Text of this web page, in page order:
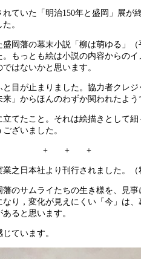
ていた「明治150年と盛岡」展が
。
岡藩の幕末小説「柳は萌ゆる」
もっとも絵は小説の内容からの
はないかと思います。
目が止まりました。協力者クレ
」からほんのわずか関われたよう
てたこと。それは絵描きとして
ざいました。
+ + +
之日本社より刊行されました。（
のサムライたちの生き様を、見
り，変化が見えにくい「今」は
ると思います。
ています。